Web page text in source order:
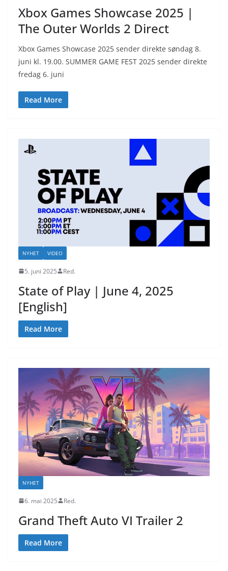
Xbox Games Showcase 2025 |
The Outer Worlds 2 Direct
Xbox Games Showcase 2025 sender direkte søndag 8.
juni kl. 19.00. SUMMER GAME FEST 2025 sender direkte
fredag 6. juni
Read More
NYHET VIDEO
5. juni 2025 Red.
State of Play | June 4, 2025
[English]
Read More
NYHET
6. mai 2025 Red.
Grand Theft Auto VI Trailer 2
Read More